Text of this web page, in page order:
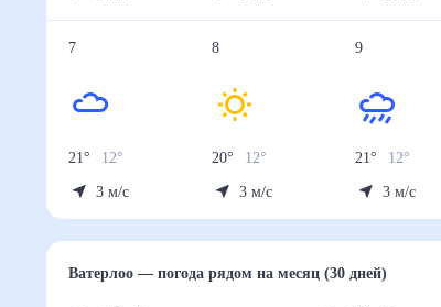
7
21° 12°
3 м/с
8
20° 12°
3 м/с
9
21° 12°
3 м/с
Ватерлоо— погода рядомна месяц (30 дней)